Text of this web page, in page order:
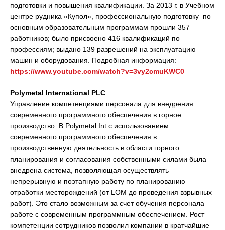
подготовки и повышения квалификации. За 2013 г. в Учебном
центре рудника «Купол», профессиональную подготовку по
основным образовательным программам прошли 357
работников; было присвоено 416 квалификаций по
профессиям; выдано 139 разрешений на эксплуатацию
машин и оборудования. Подробная информация:
https://www.youtube.com/watch?v=3vy2cmuKWC0
Polymetal International PLC
Управление компетенциями персонала для внедрения
современного программного обеспечения в горное
производство. В Polymetal Int с использованием
современного программного обеспечения в
производственную деятельность в области горного
планирования и согласования собственными силами была
внедрена система, позволяющая осуществлять
непрерывную и поэтапную работу по планированию
отработки месторождений (от LOM до проведения взрывных
работ). Это стало возможным за счет обучения персонала
работе с современным программным обеспечением. Рост
компетенции сотрудников позволил компании в кратчайшие